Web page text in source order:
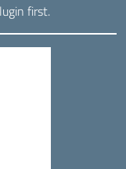
first.